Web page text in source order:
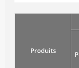
Produits